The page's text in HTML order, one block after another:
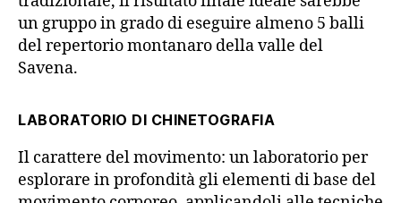
un gruppo in grado di eseguire almeno 5 balli
del repertorio montanaro della valle del
Savena.
LABORATORIO DI CHINETOGRAFIA
Il carattere del movimento: un laboratorio per
esplorare in profondità gli elementi di base del